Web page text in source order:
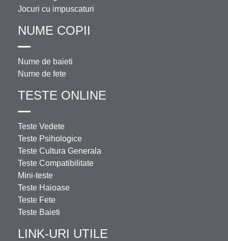
Jocuri cu impuscaturi
NUME COPII
Nume de baieti
Nume de fete
TESTE ONLINE
Teste Vedete
Teste Psihologice
Teste Cultura Generala
Teste Compatibilitate
Mini-teste
Teste Haioase
Teste Fete
Teste Baieti
LINK-URI UTILE